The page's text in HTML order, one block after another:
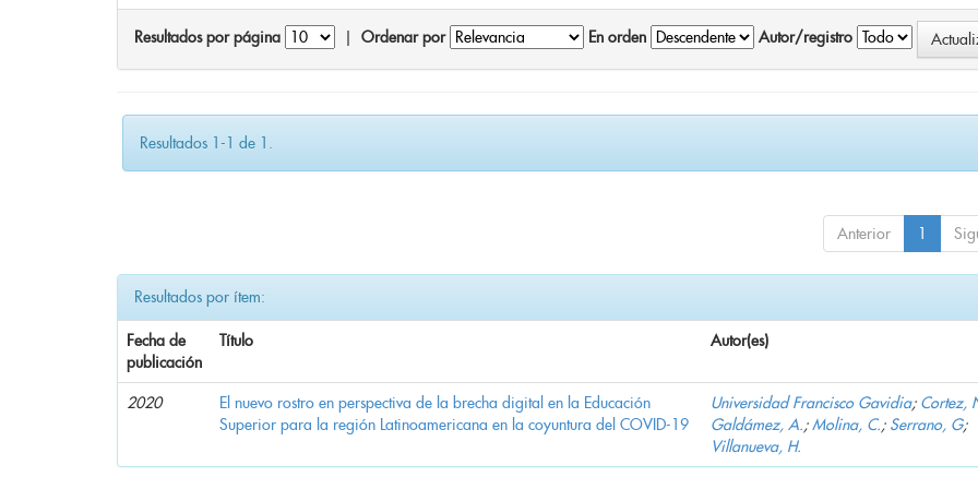
Resultados por página Ordenar por En orden Autor/registro
Resultados 1-1 de 1.
Anterior 1
Resultados por ítem:
Fecha de
publicación
Título Autor(es)
2020
El nuevo rostro en perspectiva de la brecha digital en la Educación
Superior para la región Latinoamericana en la coyuntura del COVID-19
Universidad Francisco Gavidia; Cortez,
Galdámez, A.;Molina, C.; Serrano, G;
Villanueva, H.